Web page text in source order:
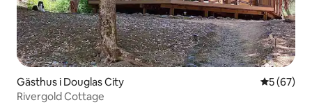
Gästhus i Douglas City 5 av 5 i
5 (67)
Rivergold Cottage